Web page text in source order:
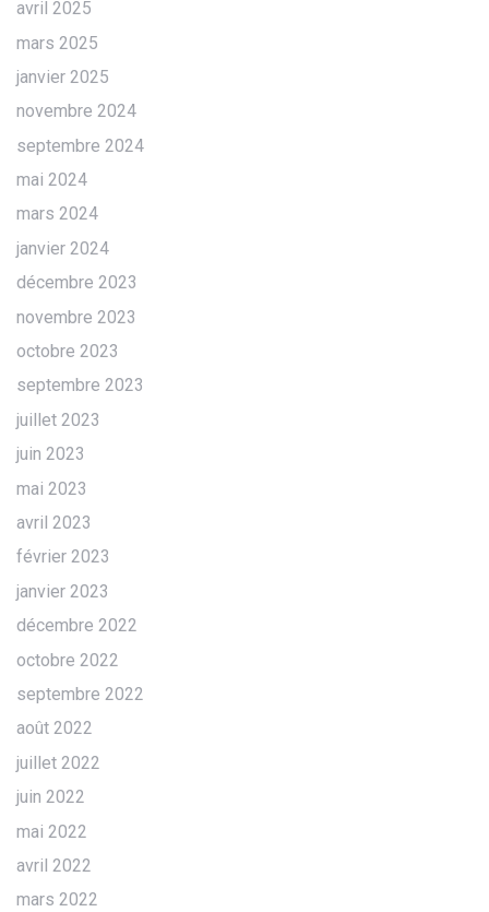
avril 2025
mars 2025
janvier 2025
novembre 2024
septembre 2024
mai 2024
mars 2024
janvier 2024
décembre 2023
novembre 2023
octobre 2023
septembre 2023
juillet 2023
juin 2023
mai 2023
avril 2023
février 2023
janvier 2023
décembre 2022
octobre 2022
septembre 2022
août 2022
juillet 2022
juin 2022
mai 2022
avril 2022
mars 2022